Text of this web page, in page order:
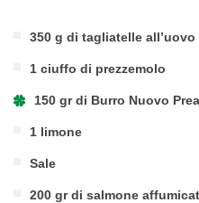
350 g di tagliatelle all’uovo
1 ciuffo di prezzemolo
150 gr di Burro Nuovo
1 limone
Sale
200 gr di salmone